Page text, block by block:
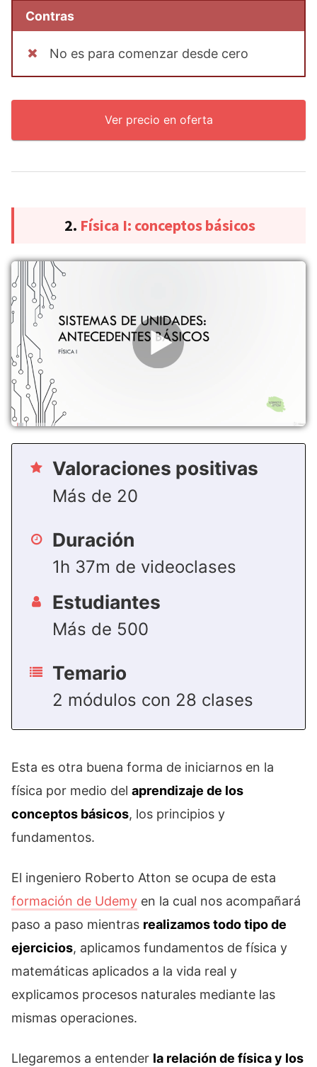
Contras
No es para comenzar desde cero
Ver precio en oferta
2. Física I: conceptos básicos
Valoraciones positivas
Más de 20
Duración
1h 37m de videoclases
Estudiantes
Más de 500
Temario
2 módulos con 28 clases
Esta es otra buena forma de iniciarnos en la
física por medio del aprendizaje de los
conceptos básicos, los principios y
fundamentos.
El ingeniero Roberto Atton se ocupa de esta
formación de Udemy en la cual nos acompañará
paso a paso mientras realizamos todo tipo de
ejercicios, aplicamos fundamentos de física y
matemáticas aplicados a la vida real y
explicamos procesos naturales mediante las
mismas operaciones.
Llegaremos a entender la relación de física y los